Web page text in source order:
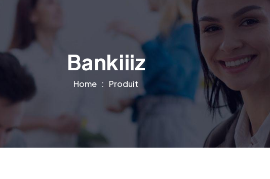
Bankiiiz
Home Produit